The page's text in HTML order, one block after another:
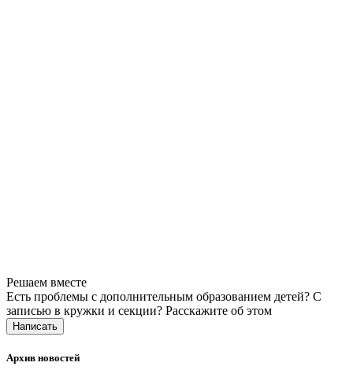
Решаем вместе
Есть проблемы с дополнительным образованием детей? С
записью в кружки и секции? Расскажите об этом
Написать
Архив новостей